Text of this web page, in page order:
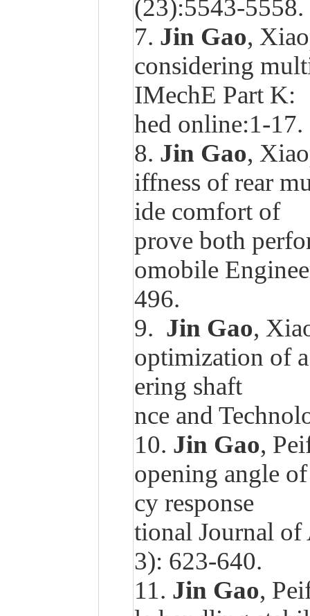
(23):5543-5558.
7. Jin Gao,
considering
IMechE Part
hed online:1-17.
8. Jin Gao,
iffness of rear
ide comfort of
prove both
omobile
496.
9. Jin Gao,
optimization of
ering shaft
nce and
10. Jin Gao,
opening angle
cy response
tional Journal
3): 623-640.
11. Jin Gao,